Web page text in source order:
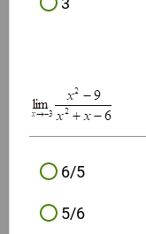
6/5
5/6